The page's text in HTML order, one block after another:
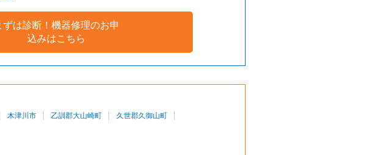
ずは診断！機器修理のお申
込みはこちら
木津川市 乙訓郡大山崎町
久世郡久御山町